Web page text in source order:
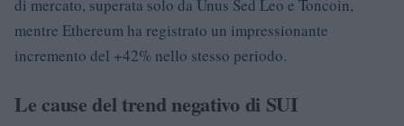
di mercato, superata solo da Unus Sed Leo e Toncoin,
mentre Ethereum ha registrato un impressionante
incremento del +42% nello stesso periodo.
Le cause del trend negativo di SUI